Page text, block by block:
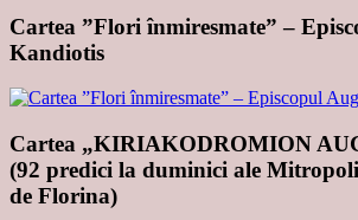
Cartea ”Flori înmiresmate” –
Kandiotis
Cartea „KIRIAKODROMION
(92 predici la duminici ale
de Florina)